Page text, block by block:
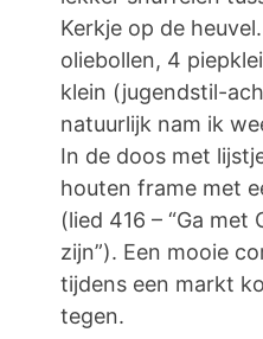
Kerkje op de
oliebollen, 4
klein (jugendstil-
natuurlijk nam ik
In de doos met
houten frame met
(lied 416 – “Ga met
zijn”). Een mooie
tijdens een markt
tegen.